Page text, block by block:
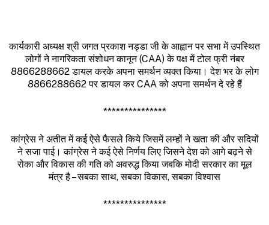
कार्यकारी अध्यक्ष श्री जगत प्रकाश नड्डा जी के आह्वान पर सभा में उपस्थित
लोगों ने नागरिकता संशोधन कानून (CAA) के पक्ष में टोल फ्री नंबर
8866288662 डायल करके अपना समर्थन व्यक्त किया। देश भर के लोग
8866288662 पर डायल कर CAA को अपना समर्थन दे रहे हैं
***************
कांग्रेस ने अतीत में कई ऐसे फैसले किये जिसमें लम्हों ने खता की और सदियों
ने सजा पाई। कांग्रेस ने कई ऐसे निर्णय लिए जिसने देश को आगे बढ़ने से
रोका और विकास की गति को अवरुद्ध किया जबकि मोदी सरकार का मूल
मंत्र है – सबका साथ, सबका विकास, सबका विश्वास
***************